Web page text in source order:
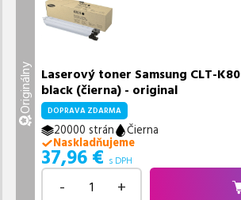
Ak si pri výbere nie ste istí, ktoré riešenie je
najvhodnejšie, alebo máte akékoľvek ďalšie
nás kedykoľvek obrátiť e-mailom alebo
sme vám pomohli vybrať to najlepšie riešenie.
Originálny Laserový toner Samsung CLT-
black (čierna) - original
DOPRAVA ZDARMA
20000 strán
Čierna
Naskladňujeme
37,96 € s DPH
- +